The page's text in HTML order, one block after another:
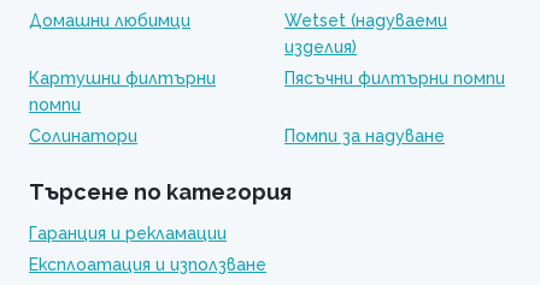
Домашни любимци
Wetset (надуваеми
изделия)
Картушни филтърни
помпи
Пясъчни филтърни помпи
Солинатори Помпи за надуване
Търсене по категория
Гаранция и рекламации
Експлоатация и използване